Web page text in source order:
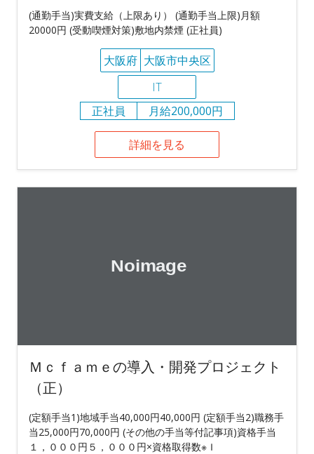
(通勤手当)実費支給（上限あり） (通勤手当上限)月額
20000円 (受動喫煙対策)敷地内禁煙 (正社員)
大阪府 大阪市中央区
IT
正社員
月給200,000円
詳細を見る
Ｍｃｆａｍｅの導入・開発プロジェクト
（正）
(定額手当1)地域手当40,000円40,000円 (定額手当2)職務手
当25,000円70,000円 (その他の手当等付記事項)資格手当
１，０００円５，０００円×資格取得数※Ｉ